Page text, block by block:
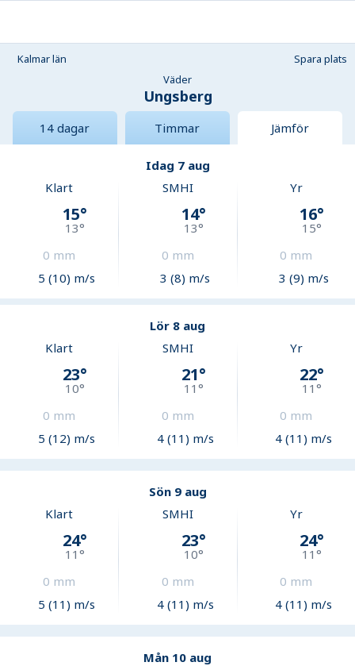
Kalmar län
Spara plats
Väder
Ungsberg
14 dagar Timmar Jämför
Idag 7 aug
Klart
15°
13°
0 mm
5 (10) m/s
SMHI
14°
13°
0 mm
3 (8) m/s
Yr
16°
15°
0 mm
3 (9) m/s
Lör 8 aug
Klart
23°
10°
0 mm
5 (12) m/s
SMHI
21°
11 °
0 mm
4 (11) m/s
Yr
22°
11°
0 mm
4 (11) m/s
Sön 9 aug
Klart
24°
11°
0 mm
5 (11) m/s
SMHI
23°
10°
0 mm
4 (11) m/s
Yr
24°
11°
0 mm
4 (11) m/s
Mån 10 aug